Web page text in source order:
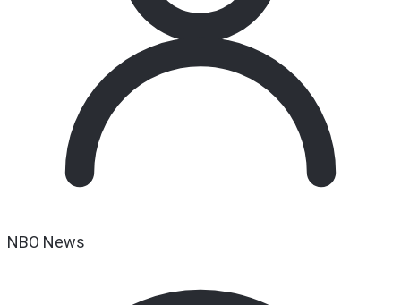
NBO News